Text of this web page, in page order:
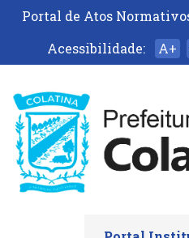
Portal de Atos
Acessibilidade:
A+